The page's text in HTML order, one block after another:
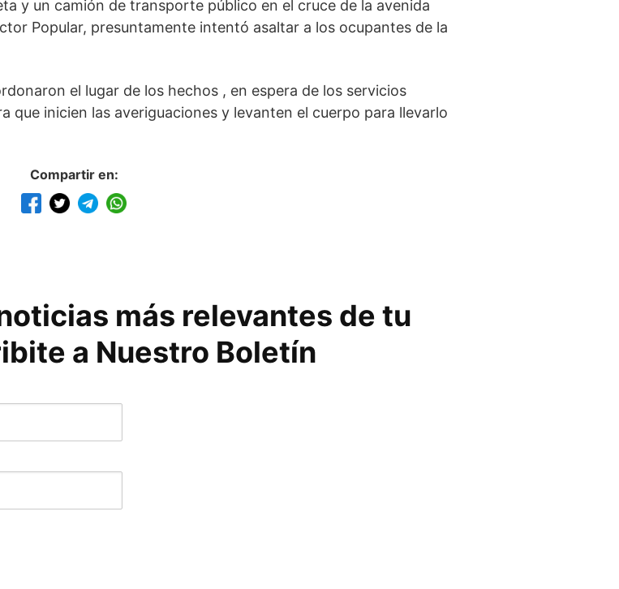
y un camión de transporte público en el cruce de la avenida
Popular, presuntamente intentó asaltar a los ocupantes de la
el lugar de los hechos , en espera de los servicios
que inicien las averiguaciones y levanten el cuerpo para llevarlo
Compartir en:
más relevantes de tu
a Nuestro Boletín